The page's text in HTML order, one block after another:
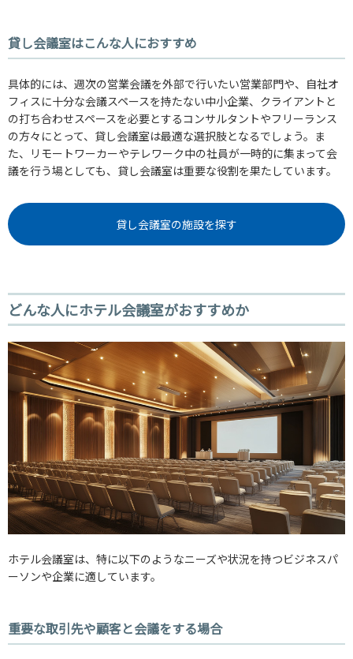
貸し会議室はこんな人におすすめ
具体的には、週次の営業会議を外部で行いたい営業部門や、自社オ
フィスに十分な会議スペースを持たない中小企業、クライアントと
の打ち合わせスペースを必要とするコンサルタントやフリーランス
の方々にとって、貸し会議室は最適な選択肢となるでしょう。ま
た、リモートワーカーやテレワーク中の社員が一時的に集まって会
議を行う場としても、貸し会議室は重要な役割を果たしています。
貸し会議室の施設を探す
どんな人にホテル会議室がおすすめか
ホテル会議室は、特に以下のようなニーズや状況を持つビジネスパ
ーソンや企業に適しています。
重要な取引先や顧客と会議をする場合